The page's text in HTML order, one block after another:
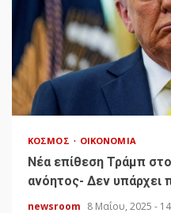
ΚΌΣΜΟΣ ΟΙΚΟΝΟΜΊΑ
Νέα επίθεση Τράμπ
ανόητος- Δεν υπάρχει
newsroom 8 Μαΐου, 2025 -